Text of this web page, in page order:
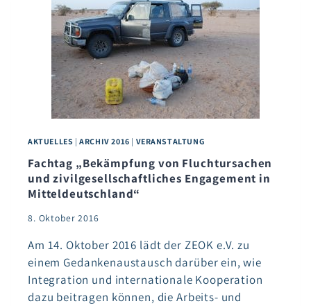
LEBENSSITUATION
DER
JUGENDLICHEN
IN
DER
WESTSAHARA
GEBEN
AKTUELLES |ARCHIV 2016 | VERANSTALTUNG
Fachtag „Bekämpfung von Fluchtursachen
und zivilgesellschaftliches Engagement in
Mitteldeutschland“
8. Oktober 2016
Am 14. Oktober 2016 lädt der ZEOK e.V. zu
einem Gedankenaustausch darüber ein, wie
Integration und internationale Kooperation
dazu beitragen können, die Arbeits- und